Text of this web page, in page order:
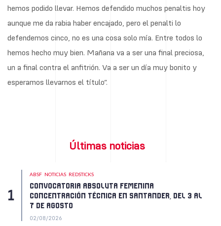
hemos podido llevar. Hemos defendido muchos penaltis hoy
aunque me da rabia haber encajado, pero el penalti lo
defendemos cinco, no es una cosa solo mía. Entre todos lo
hemos hecho muy bien. Mañana va a ser una final preciosa,
un a final contra el anfitrión. Va a ser un día muy bonito y
esperamos llevarnos el título”.
Últimas noticias
ABSF NOTICIAS REDSTICKS
CONVOCATORIA ABSOLUTA FEMENINA
CONCENTRACIÓN TÉCNICA EN SANTANDER, DEL 3 AL
7 DE AGOSTO
02/08/2026